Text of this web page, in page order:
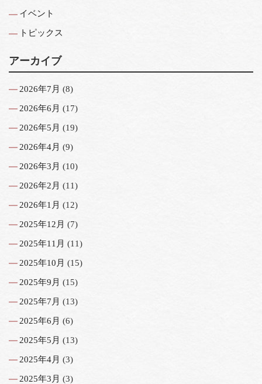
イベント
トピックス
アーカイブ
2026年7月 (8)
2026年6月 (17)
2026年5月 (19)
2026年4月 (9)
2026年3月 (10)
2026年2月 (11)
2026年1月 (12)
2025年12月 (7)
2025年11月 (11)
2025年10月 (15)
2025年9月 (15)
2025年7月 (13)
2025年6月 (6)
2025年5月 (13)
2025年4月 (3)
2025年3月 (3)